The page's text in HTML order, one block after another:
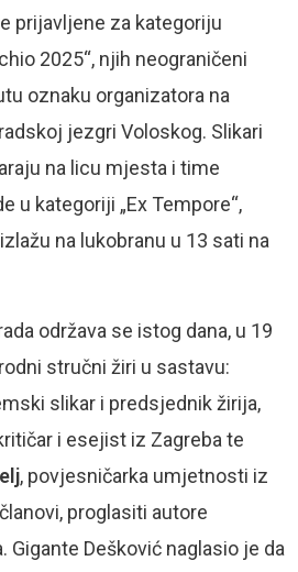
prijavljene za kategoriju
2025“, njih neograničeni
oznaku organizatora na
jezgri Voloskog. Slikari
na licu mjesta i time
u kategoriji „Ex Tempore“,
na lukobranu u 13 sati na
održava se istog dana, u 19
stručni žiri u sastavu:
slikar i predsjednik žirija,
i esejist iz Zagreba te
, povjesničarka umjetnosti iz
proglasiti autore
Gigante Dešković naglasio je da